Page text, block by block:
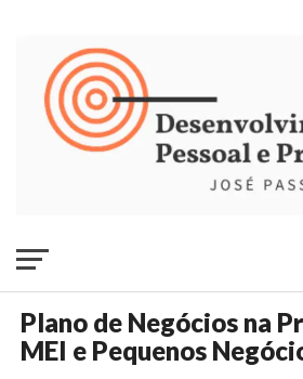
Plano de Negócios na
MEI e Pequenos